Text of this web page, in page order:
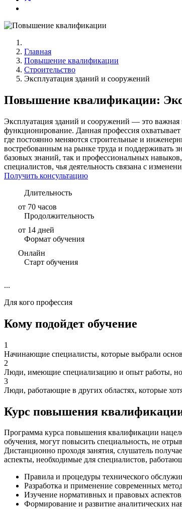
Главная
Повышение квалификации
Строительство
Эксплуатация зданий и сооружений
Повышение квалификации:
Эксплуатация зданий и сооружений — это важная
функционирование. Данная профессия
где постоянно меняются строительные и
востребованным на рынке труда и поддерживать
базовых знаний, так и профессиональных
специалистов, чья деятельность связана с
Получить консультацию
Длительность
от 70 часов
Продолжительность
от 14 дней
Формат обучения
Онлайн
Старт обучения
...
Для кого профессия
Кому подойдет обучение
1
Начинающие специалисты, которые выбрали
2
Люди, имеющие специализацию и опыт работы,
3
Люди, работающие в других областях, которые
Курс повышения
Программа курса повышения квалификации
обучения, могут повысить специальность, не
Дистанционно проходя занятия, слушатель
аспекты, необходимые для специалистов,
Правила и процедуры технического
Разработка и применение современных
Изучение нормативных и правовых
Формирование и развитие аналитических